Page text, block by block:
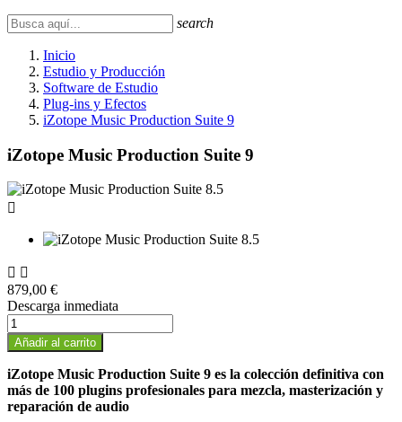
search
Inicio
Estudio y Producción
Software de Estudio
Plug-ins y Efectos
iZotope Music Production Suite 9
iZotope Music Production Suite 9

 
879,00 €
Descarga inmediata
Añadir al carrito
iZotope Music Production Suite 9 es la colección definitiva con
más de 100 plugins profesionales para mezcla, masterización y
reparación de audio